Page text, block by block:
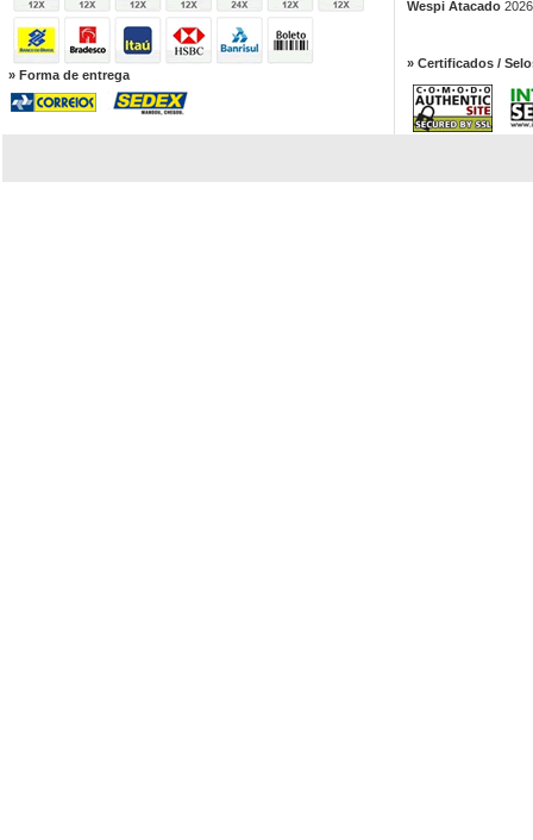
» Forma de entrega
Wespi Atacado
» Certificados /